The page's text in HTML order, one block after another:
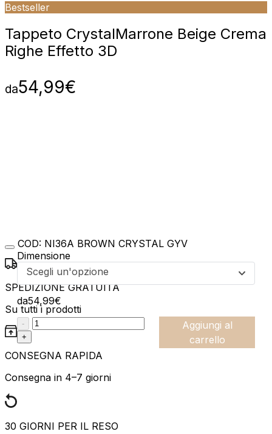
Bestseller
Tappeto CrystalMarrone Beige Crema
Righe Effetto 3D
da54,99€
Dimensione
Scegli un'opzione
da54,99€
:product_name quantity
-
+
Aggiungi al
carrello
COD: NI36A BROWN CRYSTAL GYV
SPEDIZIONE GRATUITA
Su tutti i prodotti
CONSEGNA RAPIDA
Consegna in 4–7 giorni
30 GIORNI PER IL RESO